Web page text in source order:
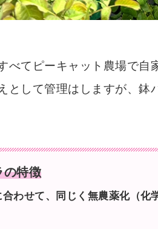
べてピーキャット農場で自
として管理はしますが、鉢
の特徴
わせて、同じく無農薬化（化